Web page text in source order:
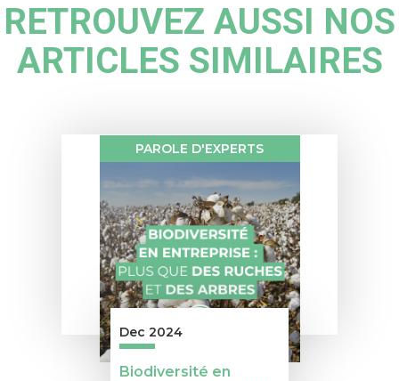
RETROUVEZ AUSSI NOS
ARTICLES SIMILAIRES
PAROLE D'EXPERTS
Dec 2024
Biodiversité en